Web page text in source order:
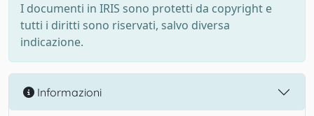
I documenti in IRIS sono protetti da copyright e
tutti i diritti sono riservati, salvo diversa
indicazione.
Informazioni